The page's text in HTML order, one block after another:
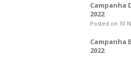
Campanha
2022
Posted on 10
Campanha
2022